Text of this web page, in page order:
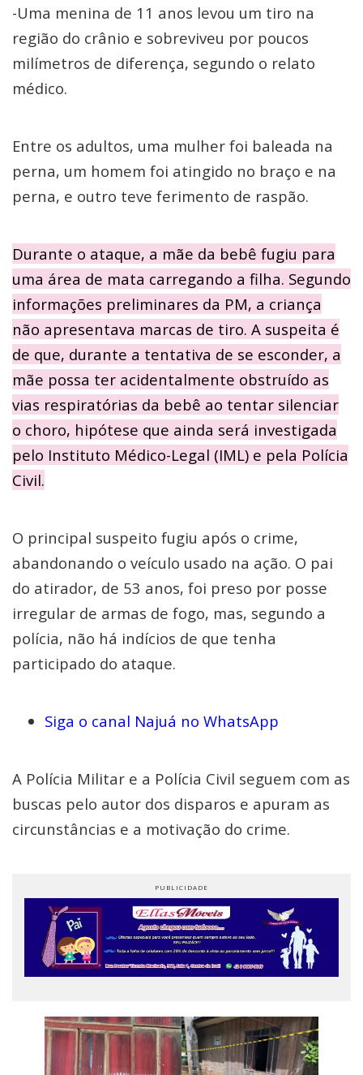
-Uma menina de 11 anos levou um tiro na
região do crânio e sobreviveu por poucos
milímetros de diferença, segundo o relato
médico.
Entre os adultos, uma mulher foi baleada na
perna, um homem foi atingido no braço e na
perna, e outro teve ferimento de raspão.
Durante o ataque, a mãe da bebê fugiu para
uma área de mata carregando a filha. Segundo
informações preliminares da PM, a criança
não apresentava marcas de tiro. A suspeita é
de que, durante a tentativa de se esconder, a
mãe possa ter acidentalmente obstruído as
vias respiratórias da bebê ao tentar silenciar
o choro, hipótese que ainda será investigada
pelo Instituto Médico-Legal (IML) e pela Polícia
Civil.
O principal suspeito fugiu após o crime,
abandonando o veículo usado na ação. O pai
do atirador, de 53 anos, foi preso por posse
irregular de armas de fogo, mas, segundo a
polícia, não há indícios de que tenha
participado do ataque.
Siga o canal Najuá no WhatsApp
A Polícia Militar e a Polícia Civil seguem com as
buscas pelo autor dos disparos e apuram as
circunstâncias e a motivação do crime.